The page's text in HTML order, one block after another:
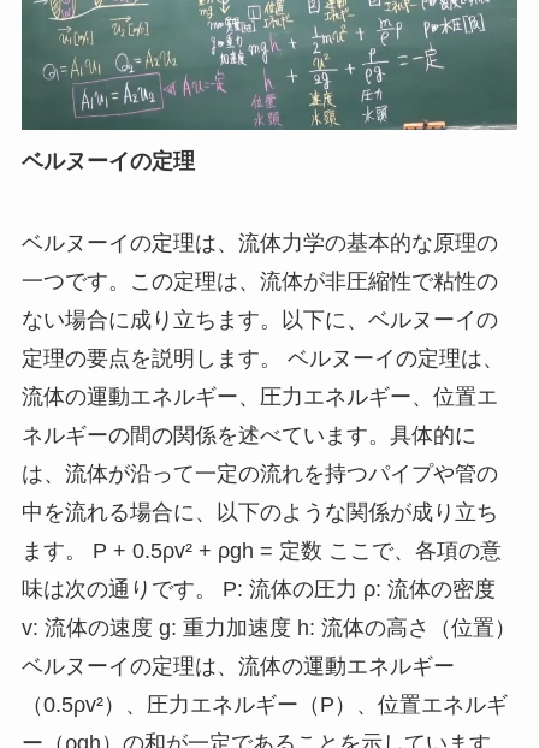
ベルヌーイの定理
ベルヌーイの定理は、流体力学の基本的な原理の
一つです。この定理は、流体が非圧縮性で粘性の
ない場合に成り立ちます。以下に、ベルヌーイの
定理の要点を説明します。 ベルヌーイの定理は、
流体の運動エネルギー、圧力エネルギー、位置エ
ネルギーの間の関係を述べています。具体的に
は、流体が沿って一定の流れを持つパイプや管の
中を流れる場合に、以下のような関係が成り立ち
ます。 P + 0.5ρv² + ρgh = 定数 ここで、各項の意
味は次の通りです。 P: 流体の圧力 ρ: 流体の密度
v: 流体の速度 g: 重力加速度 h: 流体の高さ（位置）
ベルヌーイの定理は、流体の運動エネルギー
（0.5ρv²）、圧力エネルギー（P）、位置エネルギ